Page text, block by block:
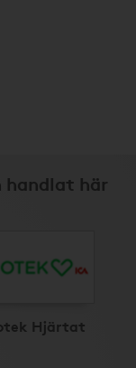
handlat här
Hjärtat